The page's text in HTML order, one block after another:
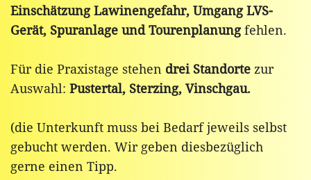
Einschätzung Lawinengefahr, Umgang LVS-
Gerät, Spuranlage und Tourenplanungfehlen.
Für die Praxistage stehen drei Standorte zur
Auswahl: Pustertal, Sterzing, Vinschgau.
(die Unterkunft muss bei Bedarf jeweils selbst
gebucht werden. Wir geben diesbezüglich
gerne einen Tipp.